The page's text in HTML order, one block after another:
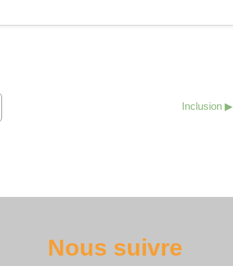
Inclusion ▶︎
Nous suivre